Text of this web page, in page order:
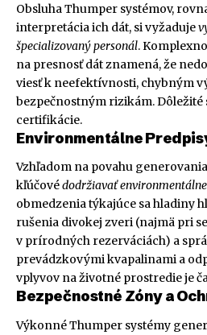
Obsluha Thumper systémov,
interpretácia ich dát, si vyžaduje
špecializovaný personál.
na presnosť dát znamená, že
viesť k neefektívnosti, chybným
bezpečnostným rizikám. Dôležité
certifikácie.
Environmentálne
Vzhľadom na povahu
kľúčovédodržiavať
obmedzenia týkajúce sa hladiny
rušenia divokej zveri (najmä pri
v prírodných rezerváciách) a
prevádzkovými kvapalinami a
vplyvov na životné prostredie je
Bezpečnostné Zóny a
Výkonné Thumper systémy